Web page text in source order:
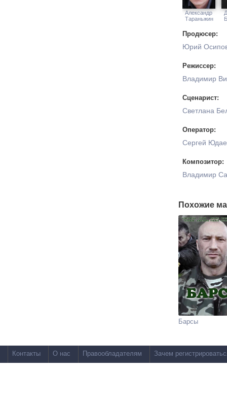
Александр
Тараньжин
Продюсер:
Юрий
Режиссер:
Владимир
Сценарист:
Светлана
Оператор:
Сергей
Композитор:
Владимир
Похожие
Барсы
Контакты О нас Правообладателям Зачем